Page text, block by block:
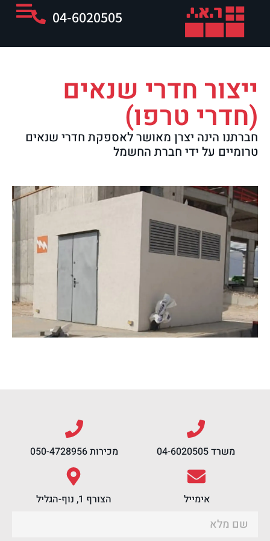
04-6020505
ייצור חדרי שנאים
(חדרי טרפו)
חברתנו הינה יצרן מאושר לאספקת חדרי שנאים
טרומיים על ידי חברת החשמל
משרד 04-6020505 מכירות 050-4728956
אימייל הצורף 1, נוף-הגליל